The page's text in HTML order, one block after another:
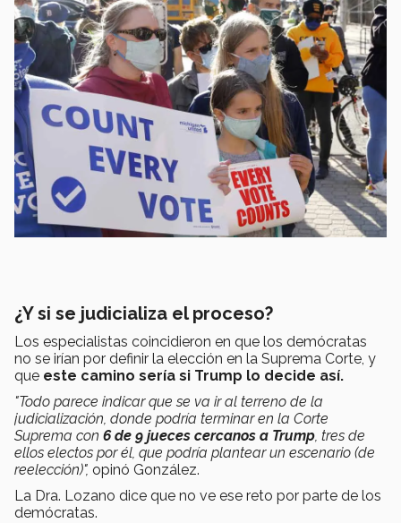
¿Y si se judicializa el proceso?
Los especialistas coincidieron en que los demócratas
no se irían por definir la elección en la Suprema Corte, y
que este camino sería si Trump lo decide así.
"Todo parece indicar que se va ir al terreno de la
judicialización, donde podría terminar en la Corte
Suprema con 6 de 9 jueces cercanos a Trump, tres de
ellos electos por él, que podría plantear un escenario (de
reelección)", opinó González.
La Dra. Lozano dice que no ve ese reto por parte de los
demócratas.